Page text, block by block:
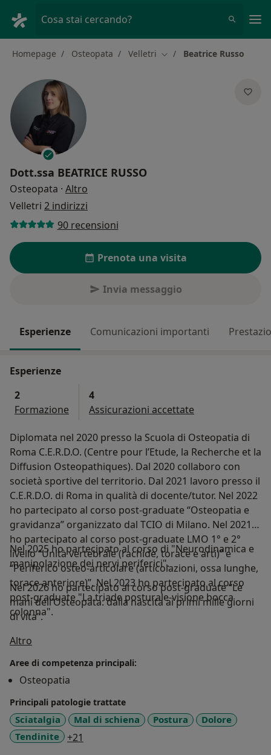
Cosa stai cercando?
Homepage Osteopata Velletri Cambia città
Beatrice Russo
Dott.ssa BEATRICE RUSSO
Osteopata · Altro
Velletri 2 indirizzi
90 recensioni
Prenota una visita
Invia messaggio
Esperienze Comunicazioni importanti
Esperienze
2
Formazione
4
Assicurazioni accettate
Diplomata nel 2020 presso la Scuola di Osteopatia di
Roma C.E.R.D.O. (Centre pour l’Etude, la Recherche et la
Diffusion Osteopathiques). Dal 2020 collaboro con
società sportive del territorio. Dal 2021 lavoro presso il
C.E.R.D.O. di Roma in qualità di docente/tutor. Nel 2022
ho partecipato al corso post-graduate “Osteopatia e
gravidanza” organizzato dal TCIO di Milano. Nel 2021
ho partecipato al corso post-graduate LMO 1° e 2°
livello “Unità vertebrale (rachide, torace e arti)” e
“Periferico osteo-articolare (articolazioni, ossa lunghe,
torace anteriore)”. Nel 2023 ho partecipato al corso
post-graduate "La triade posturale-visione bocca
colonna".
Nel 2025 ho partecipato al corso di "Neurodinamica e
manipolazione dei nervi periferici".
Nel 2026 ho partecipato al corso post-graduate “Le
mani dell’Osteopata: dalla nascita ai primi mille giorni
di vita”.
Altro
Aree di competenza principali:
Osteopatia
Principali patologie trattate
Sciatalgia Mal di schiena Postura
Dolore
Tendinite
+21